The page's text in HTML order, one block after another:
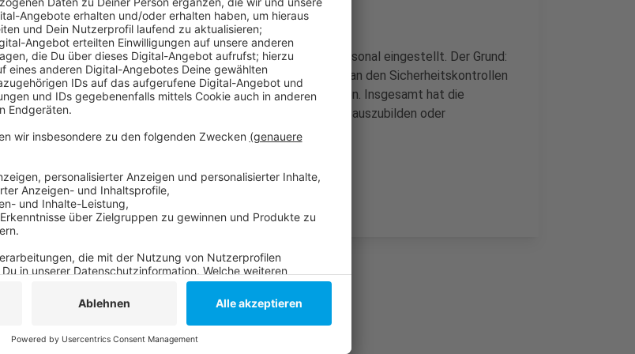
im letzten Jahr hatte die Sicherheitsfirma Kötter mehr Personal eingestellt. Der Grund:
hatte es ein regelrechtes Chaos gegeben. Die Wartezeiten an den Sicherheitskontrollen
teilweise so lang, dass Fluggäste ihre Flüge verpasst hatten. Insgesamt hat die
drei Millionen Euro investiert, um neues Personal auszubilden oder